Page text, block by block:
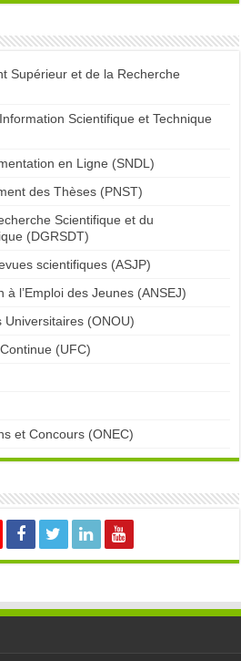
Supérieur et de la Recherche
Scientifique et Technique
en Ligne (SNDL)
des Thèses (PNST)
Scientifique et du
(DGRSDT)
scientifiques (ASJP)
l’Emploi des Jeunes (ANSEJ)
(ONOU)
(UFC)
et Concours (ONEC)